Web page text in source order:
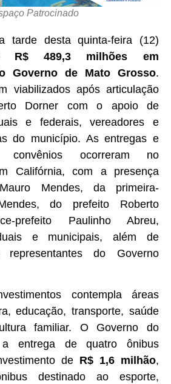
Patrocinado
tarde desta quinta-feira (12)
R$ 489,3 milhões em
Governo de Mato Grosso.
viabilizados após articulação
Dorner com o apoio de
e federais, vereadores e
do município. As entregas e
convênios ocorreram no
Califórnia, com a presença
Mendes, da primeira-
do prefeito Roberto
prefeito Paulinho Abreu,
e municipais, além de
representantes do Governo
contempla áreas
educação, transporte, saúde
familiar. O Governo do
a entrega de quatro ônibus
de R$ 1,6 milhão,
destinado ao esporte,